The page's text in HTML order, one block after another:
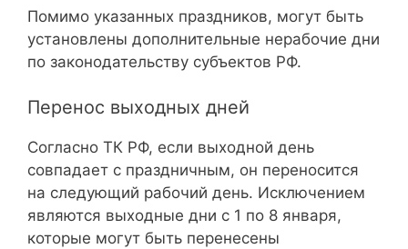
Помимо указанных праздников, могут быть
установлены дополнительные нерабочие дни
по законодательству субъектов РФ.
Перенос выходных дней
Согласно ТК РФ, если выходной день
совпадает с праздничным, он переносится
на следующий рабочий день. Исключением
являются выходные дни с 1 по 8 января,
которые могут быть перенесены